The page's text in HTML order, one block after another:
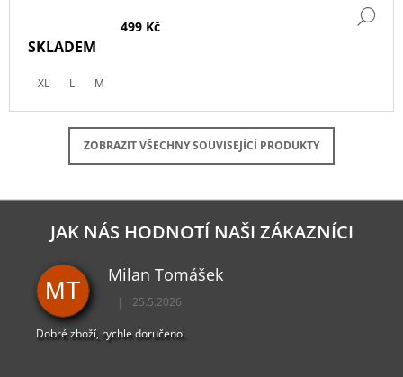
499 Kč
SKLADEM
XL L M
ZOBRAZIT VŠECHNY SOUVISEJÍCÍ PRODUKTY
JAK NÁS HODNOTÍ NAŠI ZÁKAZNÍCI
MT
Milan Tomášek
Hodnocení obchodu je 5 z 5 hvězdiček.
| 25.5.2026
Dobré zboží, rychle doručeno.